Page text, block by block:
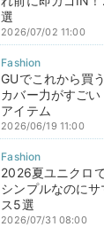
選
2026/07/02 11:00
GUでこれから買
カバー力がすご
アイテム
2026/06/19 11:00
2026夏ユニクロ
シンプルなのに
ス5選
2026/07/31 08:00